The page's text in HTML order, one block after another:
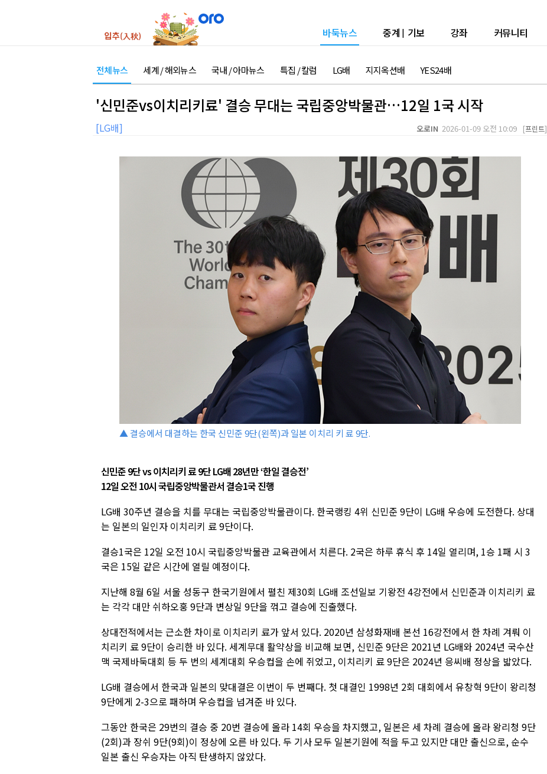
바둑뉴스 중계 | 기보 강좌 커뮤니티
전체뉴스 세계 / 해외뉴스 국내 / 아마뉴스 특집 / 칼럼 LG배 지지옥션배 YES24배
'신민준vs이치리키료' 결승 무대는 국립중앙박물관…12일 1국 시작
[LG배] 오로IN 2026-01-09 오전 10:09 [프린트]
▲ 결승에서 대결하는 한국 신민준 9단(왼쪽)과 일본 이치리 키 료 9단.
신민준 9단 vs 이치리키 료 9단 LG배 28년만 ‘한일 결승전’
12일 오전 10시 국립중앙박물관서 결승1국 진행
LG배 30주년 결승을 치를 무대는 국립중앙박물관이다. 한국랭킹 4위 신민준 9단이 LG배 우승에 도전한다. 상대
는 일본의 일인자 이치리키 료 9단이다.
결승1국은 12일 오전 10시 국립중앙박물관 교육관에서 치른다. 2국은 하루 휴식 후 14일 열리며, 1승 1패 시 3
국은 15일 같은 시간에 열릴 예정이다.
지난해 8월 6일 서울 성동구 한국기원에서 펼친 제30회 LG배 조선일보 기왕전 4강전에서 신민준과 이치리키 료
는 각각 대만 쉬하오훙 9단과 변상일 9단을 꺾고 결승에 진출했다.
상대전적에서는 근소한 차이로 이치리키 료가 앞서 있다. 2020년 삼성화재배 본선 16강전에서 한 차례 겨뤄 이
치리키 료 9단이 승리한 바 있다. 세계무대 활약상을 비교해 보면, 신민준 9단은 2021년 LG배와 2024년 국수산
맥 국제바둑대회 등 두 번의 세계대회 우승컵을 손에 쥐었고, 이치리키 료 9단은 2024년 응씨배 정상을 밟았다.
LG배 결승에서 한국과 일본의 맞대결은 이번이 두 번째다. 첫 대결인 1998년 2회 대회에서 유창혁 9단이 왕리청
9단에게 2-3으로 패하며 우승컵을 넘겨준 바 있다.
그동안 한국은 29번의 결승 중 20번 결승에 올라 14회 우승을 차지했고, 일본은 세 차례 결승에 올라 왕리청 9단
(2회)과 장쉬 9단(9회)이 정상에 오른 바 있다. 두 기사 모두 일본기원에 적을 두고 있지만 대만 출신으로, 순수
일본 출신 우승자는 아직 탄생하지 않았다.